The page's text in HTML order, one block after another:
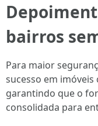
bairros
Para maior
sucesso em
garantindo que o
consolidada para